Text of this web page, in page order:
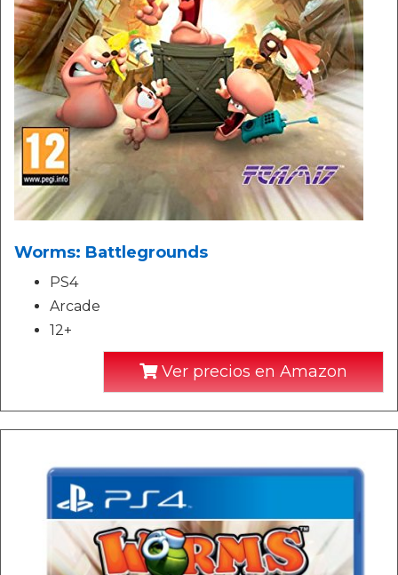
Worms: Battlegrounds
PS4
Arcade
12+
Ver precios en Amazon